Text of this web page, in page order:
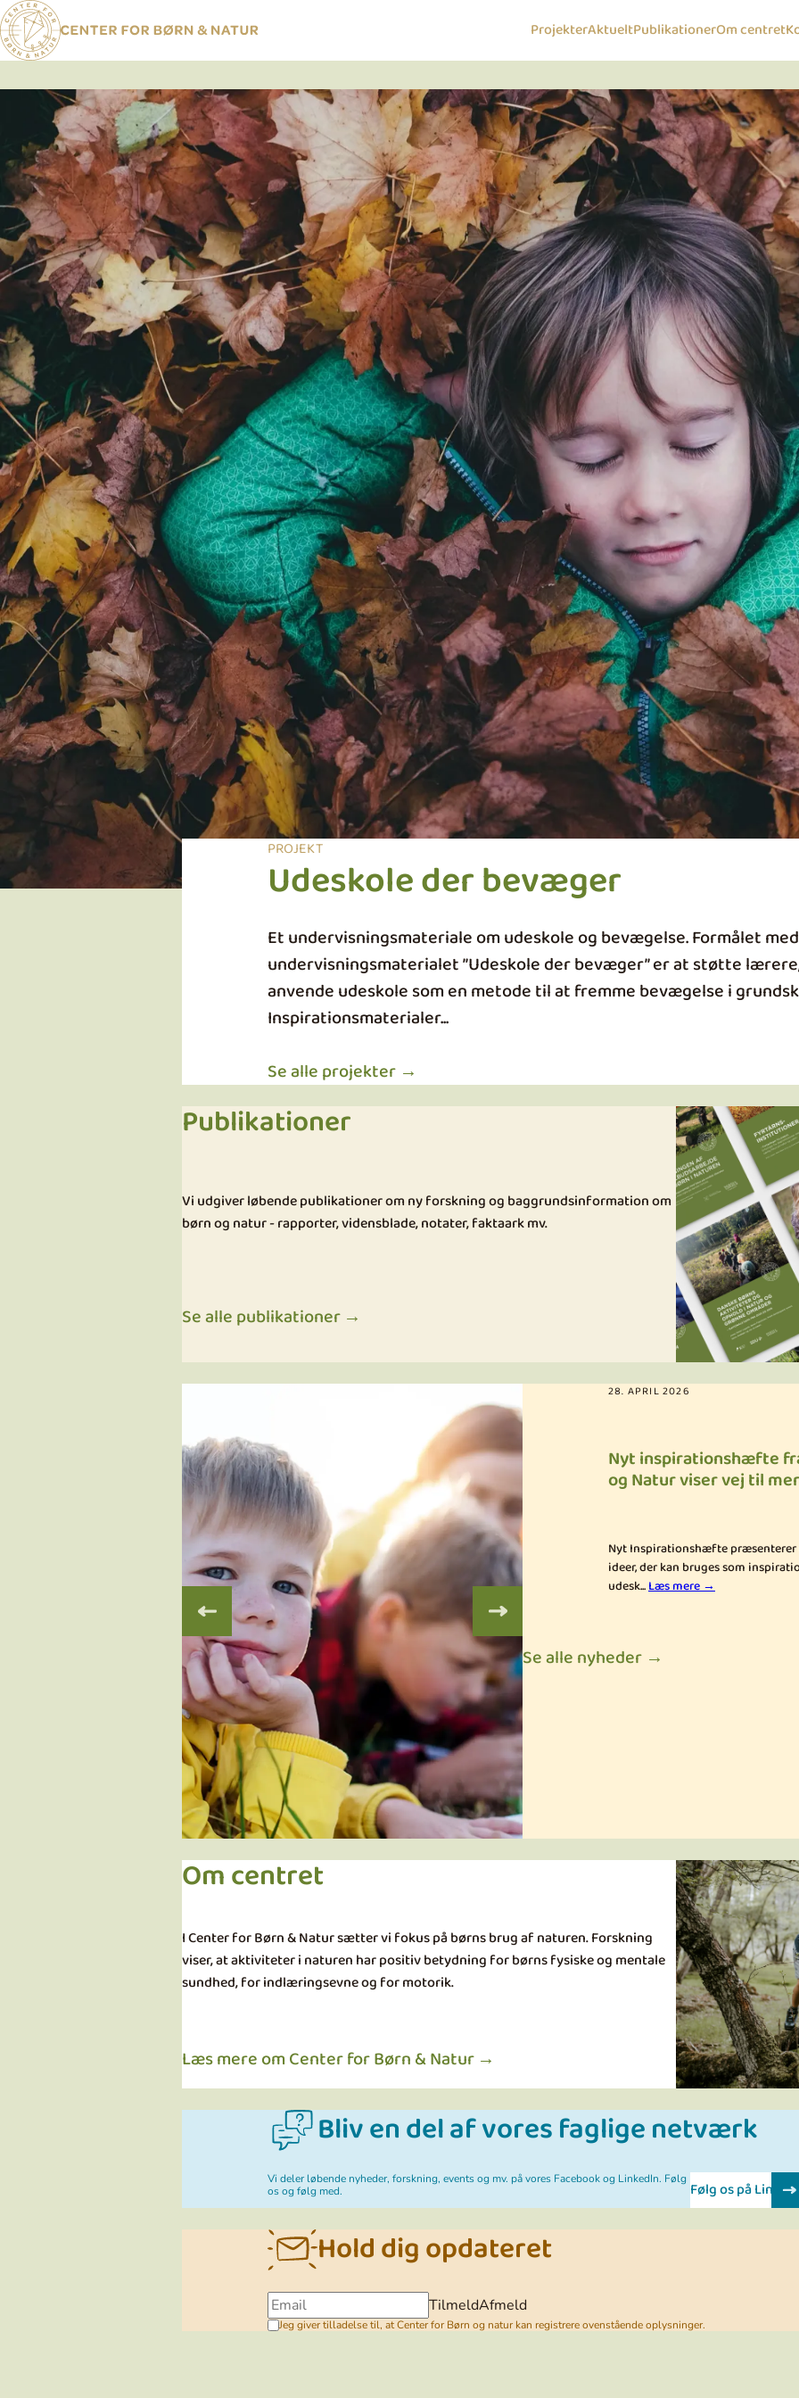
ProjekterAktueltPublikationerOm centret
PROJEKT
Udeskole der bevæger
Et undervisningsmateriale om udeskole og bevægelse. Formålet med
undervisningsmaterialet ”Udeskole der bevæger” er at støtte
anvende udeskole som en metode til at fremme bevægelse i
Inspirationsmaterialer...
Se alle projekter →
Publikationer
Vi udgiver løbende publikationer om ny forskning og baggrundsinformation om
børn og natur - rapporter, vidensblade, notater, faktaark mv.
Se alle publikationer
28. APRIL 2026
Nyt inspirationshæfte
og Natur viser vej til
Nyt Inspirationshæfte
ideer, der kan bruges som
udesk...Læs mere →
Se alle nyheder →
Om centret
I Center for Børn & Natur sætter vi fokus på børns brug af naturen. Forskning
viser, at aktiviteter i naturen har positiv betydning for børns fysiske og mentale
sundhed, for indlæringsevne og for motorik.
Læs mere om Center for Børn & Natur
Bliv en del af vores faglige netværk
Vi deler løbende nyheder, forskning, events og mv. på vores Facebook og LinkedIn. Følg
os og følg med.
Følg os på LinkedIn
Hold dig opdateret
TilmeldAfmeld
Jeg giver tilladelse til, at Center for Børn og natur kan registrere ovenstående oplysninger.